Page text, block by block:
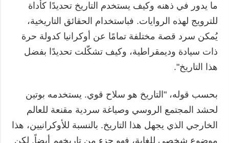
ما يدور في ذهنه وكيف يستخدم التاريخ تحديدًا كأداة
للترويج لهذه الروايات. فباستخدام الحقائق التاريخية،
يُمكن سرد قصة مختلفة تمامًا عن أوكرانيا كدولة حرة
ذات سيادة وديمقراطية، وكيف تشكّلت تحديدًا بفضل
هذا التاريخ".
بحسب قوله، "التاريخ هو سلاح قوي. يستخدمه بوتين
لحشد المجتمع الروسي وصياغة سردية مقنعة للعالم
الخارجي الذي يجهل هذا التاريخ. بالنسبة للأوكرانيين، هذا
موضوع شخصي للغاية، فهو جزء من تاريخهم أيضاً. لكن